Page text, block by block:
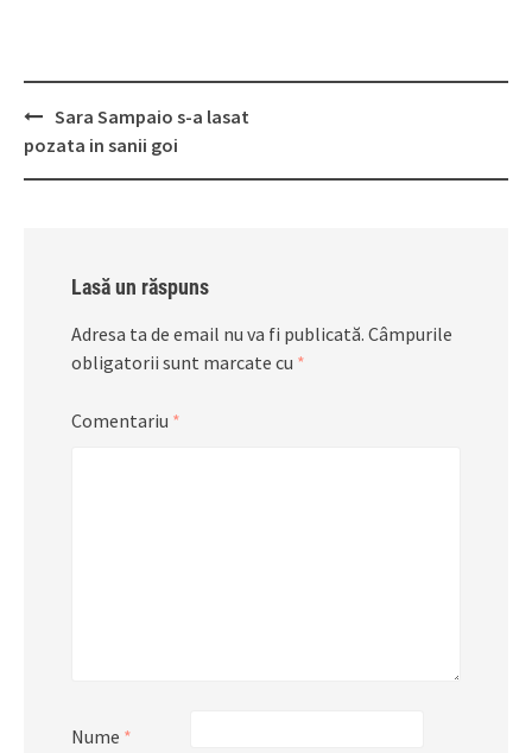
Post
navigation
Sara Sampaio s-a lasat
pozata in sanii goi
Lasă un răspuns
Adresa ta de email nu va fi publicată. Câmpurile
obligatorii sunt marcate cu *
Comentariu *
Nume *